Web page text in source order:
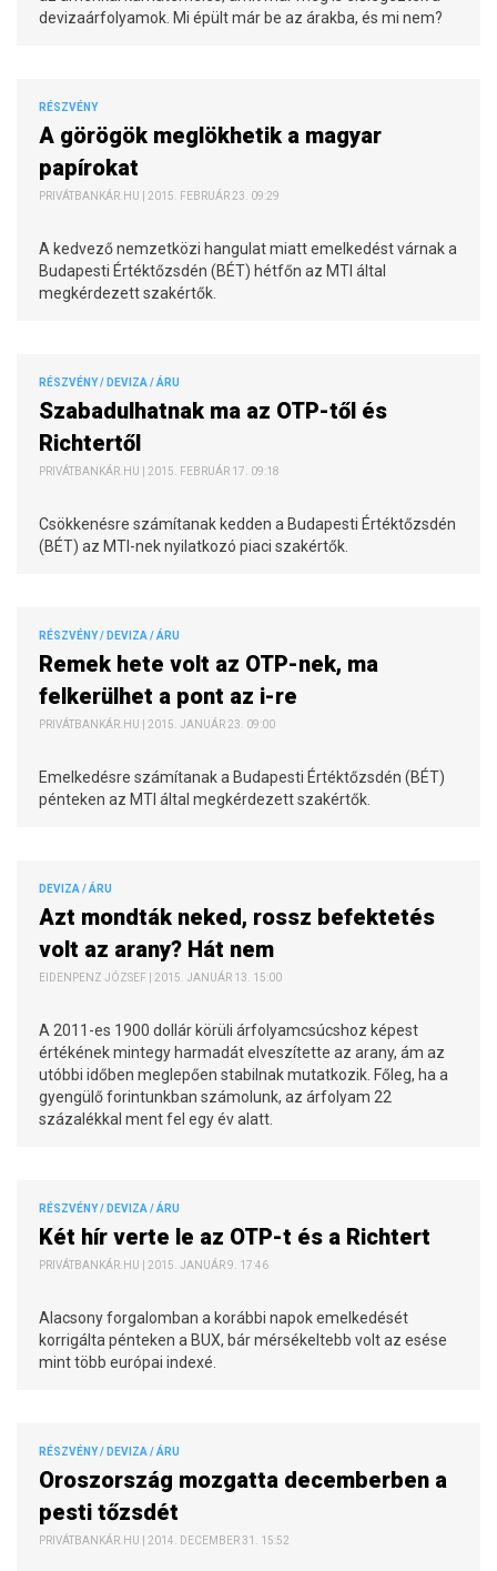
devizaárfolyamok. Mi épült már be az árakba, és mi nem?
RÉSZVÉNY
A görögök meglökhetik a magyar
papírokat
PRIVÁTBANKÁR.HU | 2015. FEBRUÁR 23. 09:29
A kedvező nemzetközi hangulat miatt emelkedést várnak a
Budapesti Értéktőzsdén (BÉT) hétfőn az MTI által
megkérdezett szakértők.
RÉSZVÉNY / DEVIZA / ÁRU
Szabadulhatnak ma az OTP-től és
Richtertől
PRIVÁTBANKÁR.HU | 2015. FEBRUÁR 17. 09:18
Csökkenésre számítanak kedden a Budapesti Értéktőzsdén
(BÉT) az MTI-nek nyilatkozó piaci szakértők.
RÉSZVÉNY / DEVIZA / ÁRU
Remek hete volt az OTP-nek, ma
felkerülhet a pont az i-re
PRIVÁTBANKÁR.HU | 2015. JANUÁR 23. 09:00
Emelkedésre számítanak a Budapesti Értéktőzsdén (BÉT)
pénteken az MTI által megkérdezett szakértők.
DEVIZA / ÁRU
Azt mondták neked, rossz befektetés
volt az arany? Hát nem
EIDENPENZ JÓZSEF | 2015. JANUÁR 13. 15:00
A 2011-es 1900 dollár körüli árfolyamcsúcshoz képest
értékének mintegy harmadát elveszítette az arany, ám az
utóbbi időben meglepően stabilnak mutatkozik. Főleg, ha a
gyengülő forintunkban számolunk, az árfolyam 22
százalékkal ment fel egy év alatt.
RÉSZVÉNY / DEVIZA / ÁRU
Két hír verte le az OTP-t és a Richtert
PRIVÁTBANKÁR.HU | 2015. JANUÁR 9. 17:46
Alacsony forgalomban a korábbi napok emelkedését
korrigálta pénteken a BUX, bár mérsékeltebb volt az esése
mint több európai indexé.
RÉSZVÉNY / DEVIZA / ÁRU
Oroszország mozgatta decemberben a
pesti tőzsdét
PRIVÁTBANKÁR.HU | 2014. DECEMBER 31. 15:52